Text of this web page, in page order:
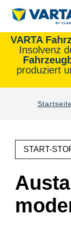
VARTA
Insolvenz
produziert
START-